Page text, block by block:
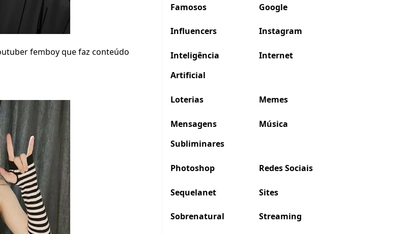
femboy que faz conteúdo
Famosos Google
Influencers Instagram
Inteligência
Artificial
Internet
Loterias Memes
Mensagens
Subliminares
Música
Photoshop Redes Sociais
Sequelanet Sites
Sobrenatural Streaming